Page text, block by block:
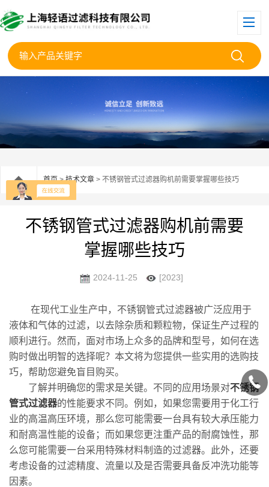
首页>技术文章 > 不锈钢管式过滤器购机前需要掌握哪些技巧
不锈钢管式过滤器购机前需要
掌握哪些技巧
2024-11-25 [2023]
在现代工业生产中，不锈钢管式过滤器被广泛应用于
液体和气体的过滤，以去除杂质和颗粒物，保证生产过程的
顺利进行。然而，面对市场上众多的品牌和型号，如何在选
购时做出明智的选择呢？本文将为您提供一些实用的选购技
巧，帮助您避免盲目购买。
了解并明确您的需求是关键。不同的应用场景对不锈钢
管式过滤器的性能要求不同。例如，如果您需要用于化工行
业的高温高压环境，那么您可能需要一台具有较大承压能力
和耐高温性能的设备；而如果您更注重产品的耐腐蚀性，那
么您可能需要一台采用特殊材料制造的过滤器。此外，还要
考虑设备的过滤精度、流量以及是否需要具备反冲洗功能等
因素。